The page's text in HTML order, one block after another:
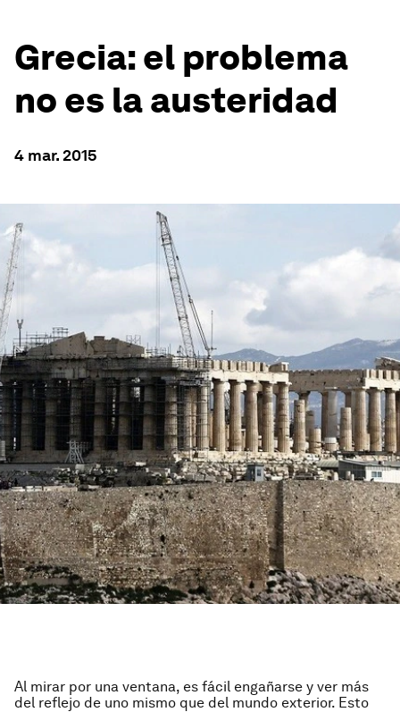
Grecia: el problema
no es la austeridad
4 mar. 2015
Al mirar por una ventana, es fácil engañarse y ver más
del reflejo de uno mismo que del mundo exterior. Esto